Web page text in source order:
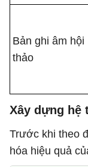
Bản ghi âm hội
thảo
Xây dựng hệ
Trước khi theo
hóa hiệu quả